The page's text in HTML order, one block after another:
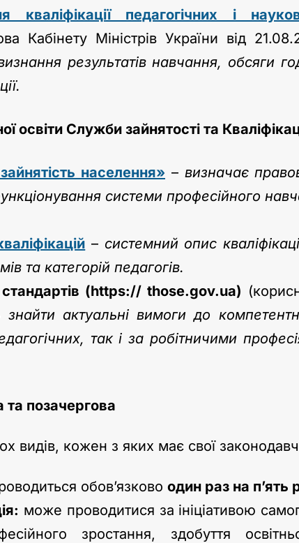
кваліфікації педагогічних і
Кабінету Міністрів України від
результатів навчання, обсяги
освіти Служби зайнятості та
населення» – визначає
системи професійного
– системний опис
та категорій педагогів.
(https:// those.gov.ua)
актуальні вимоги до
так і за робітничими
та позачергова
видів, кожен з яких має свої
обов’язково один раз на п’ять
може проводитися за ініціативою
зростання, здобуття